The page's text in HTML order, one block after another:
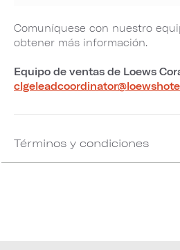
Comuníquese con nuestro
obtener más información.
Equipo de ventas de Loews
Términos y condiciones